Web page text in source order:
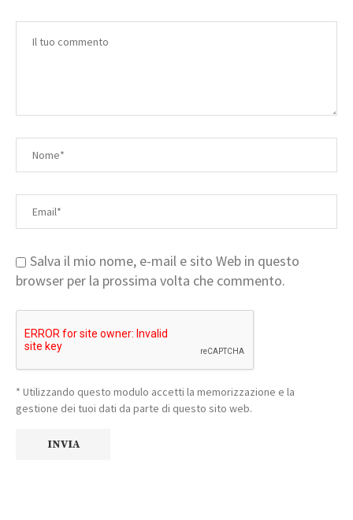
Salva il mio nome, e-mail e sito Web in questo
browser per la prossima volta che commento.
* Utilizzando questo modulo accetti la memorizzazione e la
gestione dei tuoi dati da parte di questo sito web.